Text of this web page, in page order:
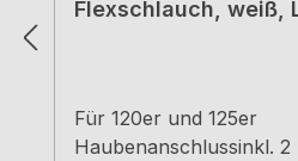
Flexschlauch, weiß,
Für 120er und 125er
Haubenanschlussinkl. 2